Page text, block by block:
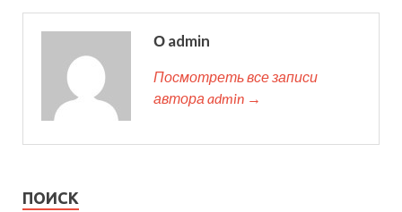
О admin
Посмотреть все записи
автора admin →
ПОИСК